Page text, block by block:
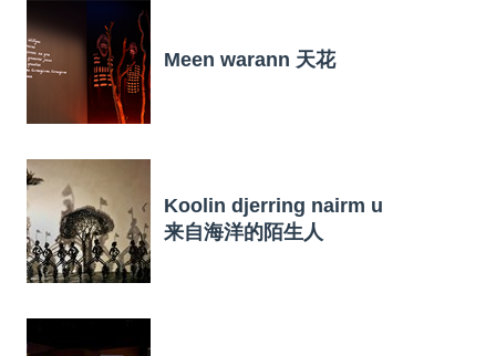
Meen warann 天花
Koolin djerring nairm u
来自海洋的陌生人